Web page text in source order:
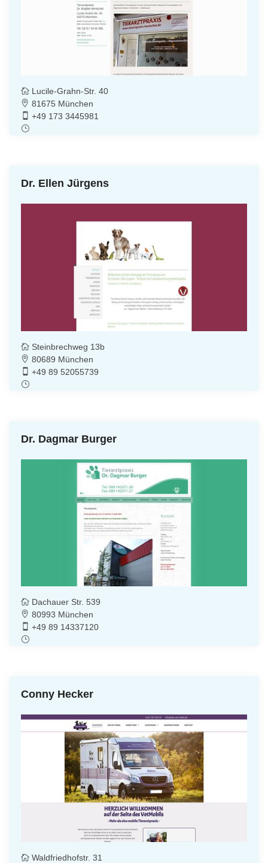
Lucile-Grahn-Str. 40
81675 München
+49 173 3445981
Dr. Ellen Jürgens
Steinbrechweg 13b
80689 München
+49 89 52055739
Dr. Dagmar Burger
Dachauer Str. 539
80993 München
+49 89 14337120
Conny Hecker
Waldfriedhofstr. 31